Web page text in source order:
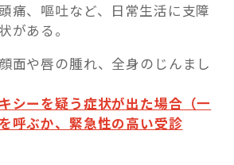
痛、嘔吐など、日常生活に支障
がある。
面や唇の腫れ、全身のじんまし
シーを疑う症状が出た場合（一
呼ぶか、緊急性の高い受診